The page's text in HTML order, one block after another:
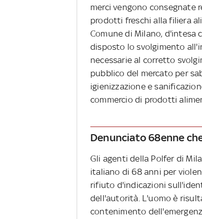
merci vengono consegnate
prodotti freschi alla filiera
Comune di Milano, d'intesa
disposto lo svolgimento
necessarie al corretto
pubblico del mercato per
igienizzazione e
commercio di prodotti
Denunciato 68enne
Gli agenti della Polfer di
italiano di 68 anni per
rifiuto d'indicazioni
dell'autorità. L'uomo è
contenimento